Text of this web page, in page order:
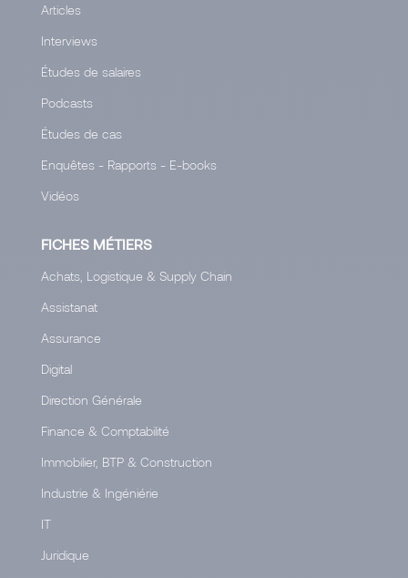
Articles
Interviews
Études de salaires
Podcasts
Études de cas
Enquêtes - Rapports - E-books
Vidéos
FICHES MÉTIERS
Achats, Logistique & Supply Chain
Assistanat
Assurance
Digital
Direction Générale
Finance & Comptabilité
Immobilier, BTP & Construction
Industrie & Ingéniérie
IT
Juridique